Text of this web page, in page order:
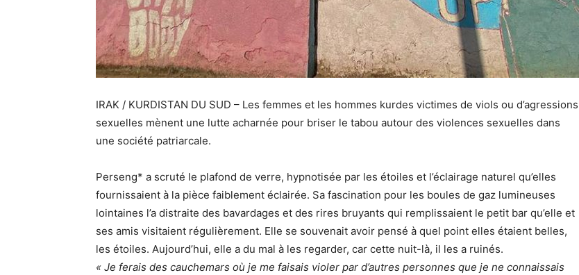
IRAK / KURDISTAN DU SUD – Les femmes et les hommes kurdes victimes de viols ou d’agressions
sexuelles mènent une lutte acharnée pour briser le tabou autour des violences sexuelles dans
une société patriarcale.
Perseng* a scruté le plafond de verre, hypnotisée par les étoiles et l’éclairage naturel qu’elles
fournissaient à la pièce faiblement éclairée. Sa fascination pour les boules de gaz lumineuses
lointaines l’a distraite des bavardages et des rires bruyants qui remplissaient le petit bar qu’elle et
ses amis visitaient régulièrement. Elle se souvenait avoir pensé à quel point elles étaient belles,
les étoiles. Aujourd’hui, elle a du mal à les regarder, car cette nuit-là, il les a ruinés.
« Je ferais des cauchemars où je me faisais violer par d’autres personnes que je ne connaissais